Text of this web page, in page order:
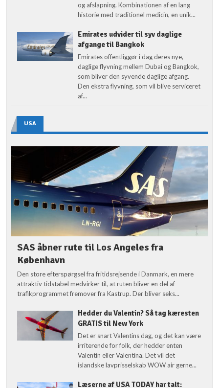
og afslapning. Kombinationen af en lang
historie med traditionel medicin, en unik...
Emirates udvider til syv daglige
afgange til Bangkok
Emirates offentliggør i dag deres nye,
daglige flyvning mellem Dubai og Bangkok,
som bliver den syvende daglige afgang.
Den ekstra flyvning, som vil blive serviceret
af...
USA
SAS åbner rute til Los Angeles fra
København
Den store efterspørgsel fra fritidsrejsende i Danmark, en mere
attraktiv tidstabel medvirker til, at ruten bliver en del af
trafikprogrammet fremover fra Kastrup. Der bliver seks...
Hedder du Valentin? Så tag kæresten
GRATIS til New York
Det er snart Valentins dag, og det kan være
irriterende for folk, der hedder enten
Valentin eller Valentina. Det vil det
islandske lavprisselskab WOW air gerne...
Læserne af USA TODAY har talt: